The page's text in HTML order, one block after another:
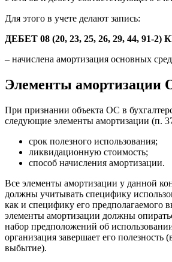
Для этого в учете делают запись:
ДЕБЕТ 08 (20, 23, 25, 26, 29, 44, 91-2)
– начислена амортизация основных
Элементы амортизации
При признании объекта ОС в
следующие элементы амортизации (п.
срок полезного использования;
ликвидационную стоимость;
способ начисления амортизации.
Все элементы амортизации у данной
должны учитывать специфику
как и специфику его предполагаемого
элементы амортизации должны
набор предположений об
организация завершает его полезность
выбытие).